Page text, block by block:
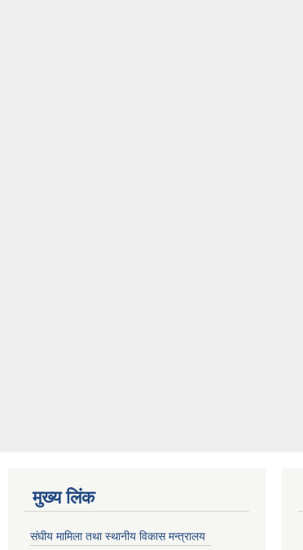
मुख्य लिंक
संघीय मामिला तथा स्थानीय विकास मन्त्रालय